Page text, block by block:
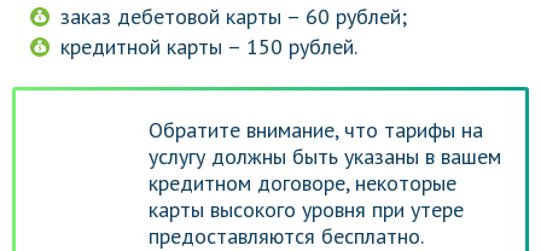
заказ дебетовой карты – 60 рублей;
кредитной карты – 150 рублей.
Обратите внимание, что тарифы на
услугу должны быть указаны в вашем
кредитном договоре, некоторые
карты высокого уровня при утере
предоставляются бесплатно.